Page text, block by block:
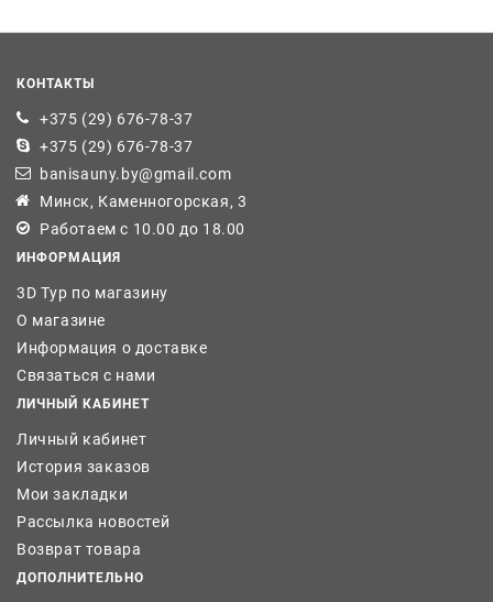
КОНТАКТЫ
+375 (29) 676-78-37
+375 (29) 676-78-37
banisauny.by@gmail.com
Минск, Каменногорская, 3
Работаем с 10.00 до 18.00
ИНФОРМАЦИЯ
3D Тур по магазину
О магазине
Информация о доставке
Связаться с нами
ЛИЧНЫЙ КАБИНЕТ
Личный кабинет
История заказов
Мои закладки
Рассылка новостей
Возврат товара
ДОПОЛНИТЕЛЬНО